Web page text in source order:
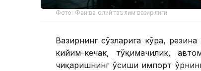
Фото: Фан ва олий таълим вазирлиги
Вазирнинг сўзларига кўра,
кийим-кечак, тўқимачилик,
чиқаришнинг ўсиши импорт